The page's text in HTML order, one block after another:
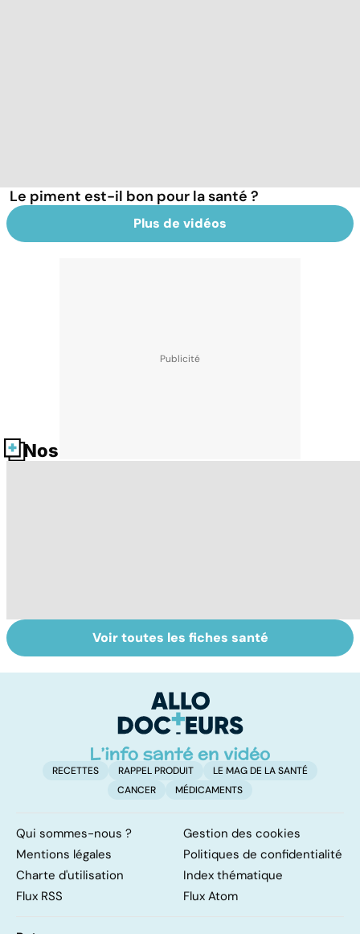
Le piment est-il bon pour la santé ?
Plus de vidéos
Nos fiches santé
Narcolepsie : des
crises de
Maladie de
Huntington : une
neurologique
incurable
Voir toutes les fiches santé
RECETTES RAPPEL PRODUIT
LE MAG DE LA SANTÉ
CANCER
MÉDICAMENTS
Qui sommes-nous ?
Gestion des cookies
Mentions légales
Politiques de confidentialité
Charte d'utilisation
Index thématique
Flux RSS
Flux Atom